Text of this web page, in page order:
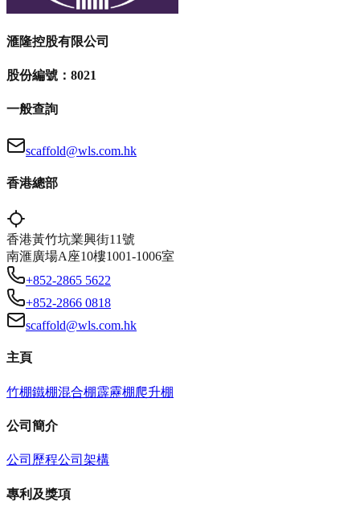
滙隆控股有限公司
股份編號：8021
一般查詢
scaffold@wls.com.hk
香港總部
香港黃竹坑業興街11號
南滙廣場A座10樓1001-1006室
+852-2865 5622
+852-2866 0818
scaffold@wls.com.hk
主頁
竹棚鐵棚混合棚霹靂棚爬升棚
公司簡介
公司歷程公司架構
專利及獎項